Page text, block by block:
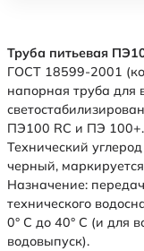
Труба питьевая
ГОСТ 18599-2001
напорная труба для
ПЭ100 RC и ПЭ 100+.
Технический
черный,
Назначение:
технического
0° С до 40° С (и для
водовыпуск).